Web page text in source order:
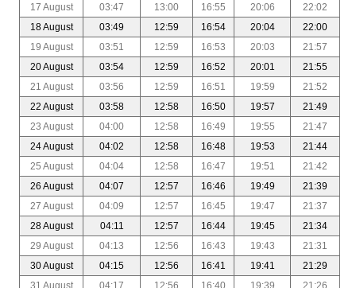
17 August
03:47 13:00 16:55 20:06
22:02
18 August
03:49 12:59 16:54 20:04
22:00
19 August
03:51 12:59 16:53 20:03
21:57
20 August
03:54 12:59 16:52 20:01
21:55
21 August
03:56 12:59 16:51 19:59
21:52
22 August
03:58 12:58 16:50 19:57
21:49
23 August
04:00 12:58 16:49 19:55
21:47
24 August
04:02 12:58 16:48 19:53
21:44
25 August
04:04 12:58 16:47 19:51
21:42
26 August
04:07 12:57 16:46 19:49
21:39
27 August
04:09 12:57 16:45 19:47
21:37
28 August
04:11 12:57 16:44 19:45
21:34
29 August
04:13 12:56 16:43 19:43
21:31
30 August
04:15 12:56 16:41 19:41
21:29
31 August
04:17 12:56 16:40 19:39 21:26